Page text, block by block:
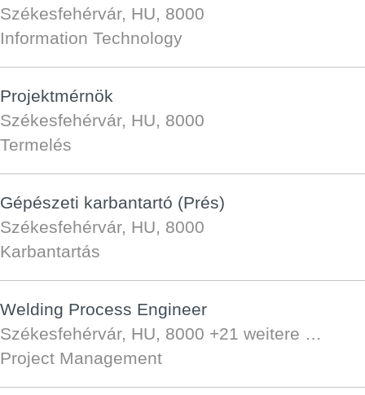
Székesfehérvár, HU, 8000
Information Technology
Projektmérnök
Székesfehérvár, HU, 8000
Termelés
Gépészeti karbantartó (Prés)
Székesfehérvár, HU, 8000
Karbantartás
Welding Process Engineer
Székesfehérvár, HU, 8000 +21 weitere …
Project Management